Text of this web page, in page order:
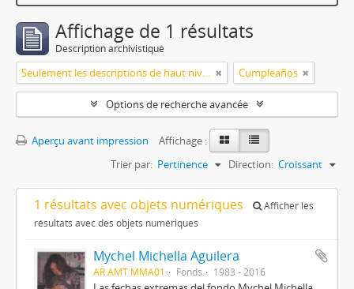
Affichage de 1 résultats
Description archivistique
Seulement les descriptions de haut niveau Cumpleaños
Options de recherche avancée
Aperçu avant impression
Affichage :
Trier par: Pertinence Direction: Croissant
1 résultats avec objets numériques
Afficher les
résultats avec des objets numériques
Mychel Michella Aguilera
AR AMT MMA01 Fonds 1983 - 2016